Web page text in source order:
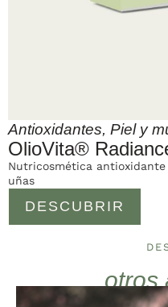
Antioxidantes, Piel y
OlioVita®
DESCUBRIR
Nutricosmética
uñas
otros